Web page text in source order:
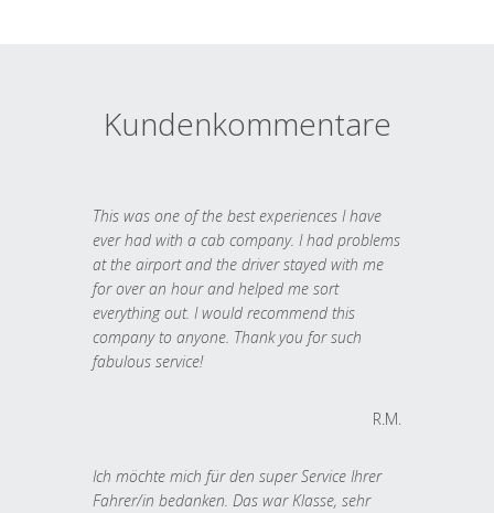
Kundenkommentare
This was one of the best experiences I have
ever had with a cab company. I had problems
at the airport and the driver stayed with me
for over an hour and helped me sort
everything out. I would recommend this
company to anyone. Thank you for such
fabulous service!
R.M.
Ich möchte mich für den super Service Ihrer
Fahrer/in bedanken. Das war Klasse, sehr